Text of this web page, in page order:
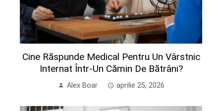
Cine Răspunde Medical Pentru Un Vârstnic
Internat Într-Un Cămin De Bătrâni?
Alex Boar aprilie 25, 2026